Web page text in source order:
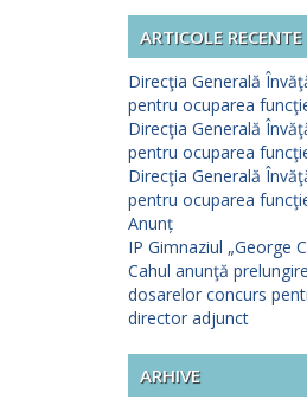
ARTICOLE RECENTE
Direcţia Generală
pentru ocuparea
Direcţia Generală
pentru ocuparea
Direcţia Generală
pentru ocuparea
Anunț
IP Gimnaziul „George
Cahul anunţă
dosarelor concurs
director adjunct
ARHIVE